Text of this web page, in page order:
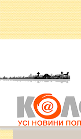
Головна » Банк